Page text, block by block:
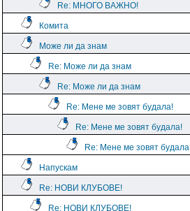
Re: МНОГО ВАЖНО!
Комита
Може ли да знам
Re: Може ли да знам
Re: Може ли да знам
Re: Мене ме зовят будала!
Re: Мене ме зовят будала!
Re: Мене ме зовят
Напускам
Re: НОВИ КЛУБОВЕ!
Re: НОВИ КЛУБОВЕ!